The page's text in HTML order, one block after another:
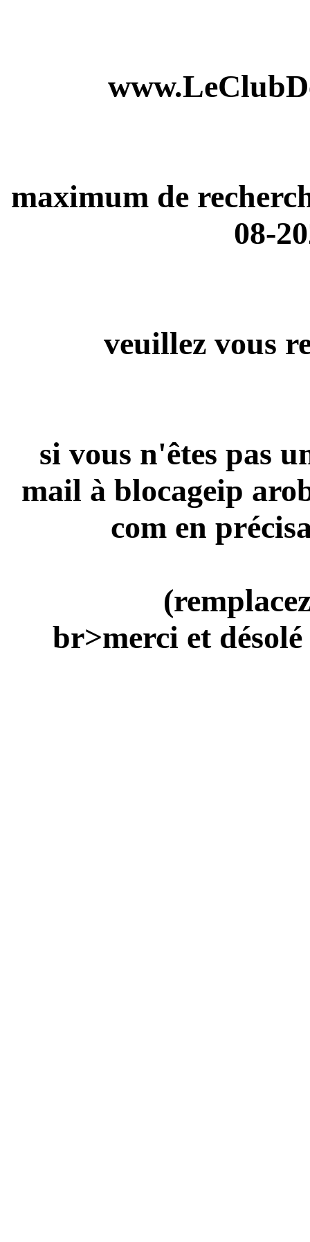
maximum de
08-
veuillez vous
si vous n'êtes pas
mail à blocageip
com en
br>merci et